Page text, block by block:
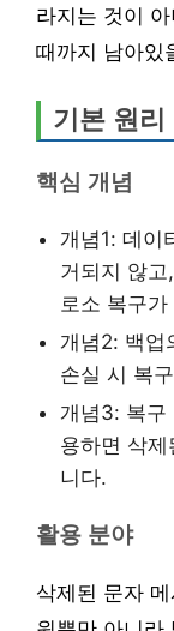
라지는 것이
때까지 남아있
기본 원리
핵심 개념
개념1: 데이
거되지 않
로소 복구
개념2: 백업
손실 시 복
개념3: 복구
용하면 삭
니다.
활용 분야
삭제된 문자